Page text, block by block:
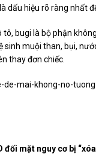
dấu hiệu rõ ràng nhất
bugi là bộ phận
muội than, bụi,
thay đơn chiếc.
mai-khong-no-
đối mặt nguy cơ bị